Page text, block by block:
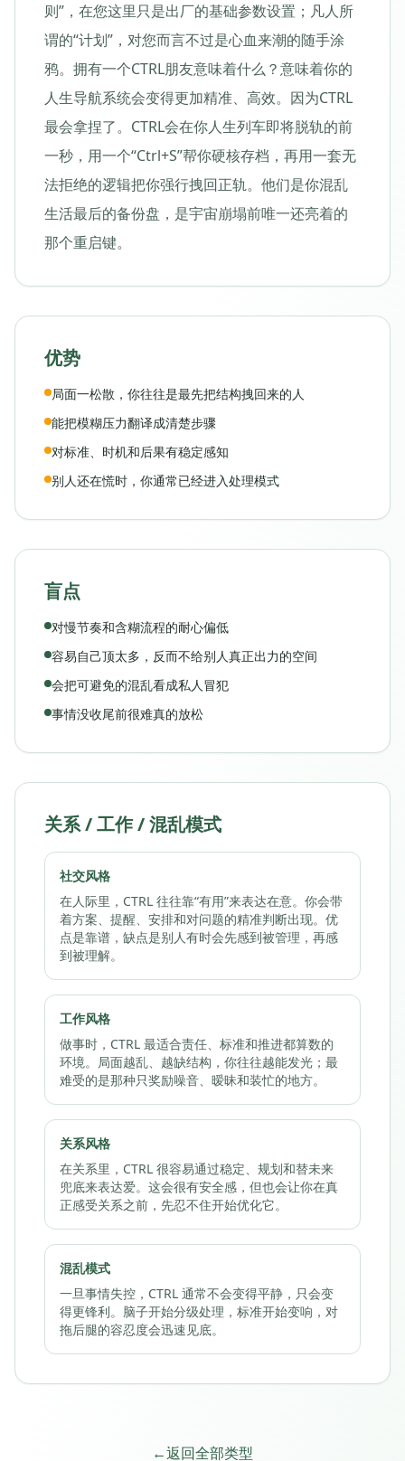
则”，在您这里只是出厂的基础参数设置；凡人所
谓的“计划”，对您而言不过是心血来潮的随手涂
鸦。拥有一个CTRL朋友意味着什么？意味着你的
人生导航系统会变得更加精准、高效。因为CTRL
最会拿捏了。CTRL会在你人生列车即将脱轨的前
一秒，用一个“Ctrl+S”帮你硬核存档，再用一套无
法拒绝的逻辑把你强行拽回正轨。他们是你混乱
生活最后的备份盘，是宇宙崩塌前唯一还亮着的
那个重启键。
优势
局面一松散，你往往是最先把结构拽回来的人
能把模糊压力翻译成清楚步骤
对标准、时机和后果有稳定感知
别人还在慌时，你通常已经进入处理模式
盲点
对慢节奏和含糊流程的耐心偏低
容易自己顶太多，反而不给别人真正出力的空间
会把可避免的混乱看成私人冒犯
事情没收尾前很难真的放松
关系 / 工作 / 混乱模式
社交风格
在人际里，CTRL 往往靠“有用”来表达在意。你会带
着方案、提醒、安排和对问题的精准判断出现。优
点是靠谱，缺点是别人有时会先感到被管理，再感
到被理解。
工作风格
做事时，CTRL 最适合责任、标准和推进都算数的
环境。局面越乱、越缺结构，你往往越能发光；最
难受的是那种只奖励噪音、暧昧和装忙的地方。
关系风格
在关系里，CTRL 很容易通过稳定、规划和替未来
兜底来表达爱。这会很有安全感，但也会让你在真
正感受关系之前，先忍不住开始优化它。
混乱模式
一旦事情失控，CTRL 通常不会变得平静，只会变
得更锋利。脑子开始分级处理，标准开始变响，对
拖后腿的容忍度会迅速见底。
←返回全部类型